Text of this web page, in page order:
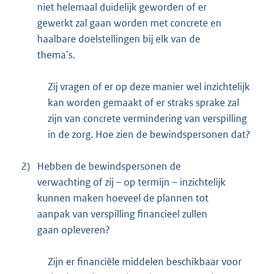
niet helemaal duidelijk geworden of er
gewerkt zal gaan worden met concrete en
haalbare doelstellingen bij elk van de
thema's.
Zij vragen of er op deze manier wel inzichtelijk
kan worden gemaakt of er straks sprake zal
zijn van concrete vermindering van verspilling
in de zorg. Hoe zien de bewindspersonen dat?
2) Hebben de bewindspersonen de
verwachting of zij – op termijn – inzichtelijk
kunnen maken hoeveel de plannen tot
aanpak van verspilling financieel zullen
gaan opleveren?
Zijn er financiële middelen beschikbaar voor